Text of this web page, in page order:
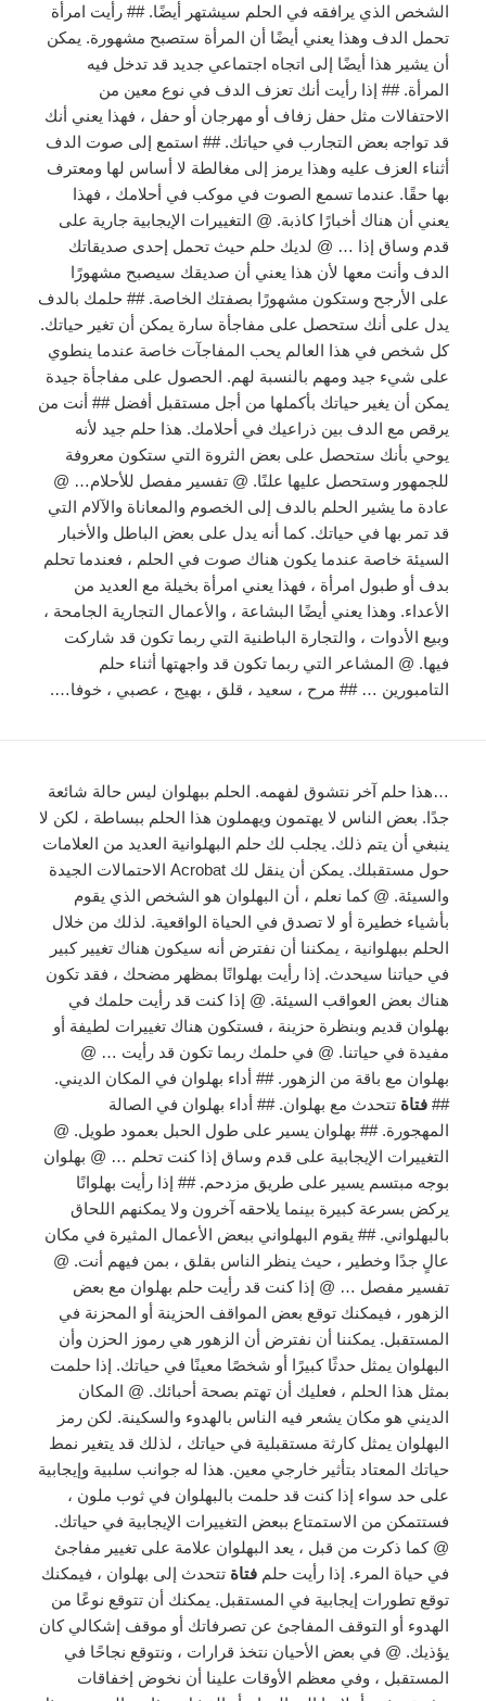
الشخص الذي يرافقه في الحلم سيشتهر أيضًا. ## رأيت امرأة
تحمل الدف وهذا يعني أيضًا أن المرأة ستصبح مشهورة. يمكن
أن يشير هذا أيضًا إلى اتجاه اجتماعي جديد قد تدخل فيه
المرأة. ## إذا رأيت أنك تعزف الدف في نوع معين من
الاحتفالات مثل حفل زفاف أو مهرجان أو حفل ، فهذا يعني أنك
قد تواجه بعض التجارب في حياتك. ## استمع إلى صوت الدف
أثناء العزف عليه وهذا يرمز إلى مغالطة لا أساس لها ومعترف
بها حقًا. عندما تسمع الصوت في موكب في أحلامك ، فهذا
يعني أن هناك أخبارًا كاذبة. @ التغييرات الإيجابية جارية على
قدم وساق إذا … @ لديك حلم حيث تحمل إحدى صديقاتك
الدف وأنت معها لأن هذا يعني أن صديقك سيصبح مشهورًا
على الأرجح وستكون مشهورًا بصفتك الخاصة. ## حلمك بالدف
يدل على أنك ستحصل على مفاجأة سارة يمكن أن تغير حياتك.
كل شخص في هذا العالم يحب المفاجآت خاصة عندما ينطوي
على شيء جيد ومهم بالنسبة لهم. الحصول على مفاجأة جيدة
يمكن أن يغير حياتك بأكملها من أجل مستقبل أفضل ## أنت من
يرقص مع الدف بين ذراعيك في أحلامك. هذا حلم جيد لأنه
يوحي بأنك ستحصل على بعض الثروة التي ستكون معروفة
للجمهور وستحصل عليها علنًا. @ تفسير مفصل للأحلام… @
عادة ما يشير الحلم بالدف إلى الخصوم والمعاناة والآلام التي
قد تمر بها في حياتك. كما أنه يدل على بعض الباطل والأخبار
السيئة خاصة عندما يكون هناك صوت في الحلم ، فعندما تحلم
بدف أو طبول امرأة ، فهذا يعني امرأة بخيلة مع العديد من
الأعداء. وهذا يعني أيضًا البشاعة ، والأعمال التجارية الجامحة ،
وبيع الأدوات ، والتجارة الباطنية التي ربما تكون قد شاركت
فيها. @ المشاعر التي ربما تكون قد واجهتها أثناء حلم
التامبورين … ## مرح ، سعيد ، قلق ، بهيج ، عصبي ، خوفا….
…هذا حلم آخر نتشوق لفهمه. الحلم ببهلوان ليس حالة شائعة
جدًا. بعض الناس لا يهتمون ويهملون هذا الحلم ببساطة ، لكن لا
ينبغي أن يتم ذلك. يجلب لك حلم البهلوانية العديد من العلامات
حول مستقبلك. يمكن أن ينقل لك Acrobat الاحتمالات الجيدة
والسيئة. @ كما نعلم ، أن البهلوان هو الشخص الذي يقوم
بأشياء خطيرة أو لا تصدق في الحياة الواقعية. لذلك من خلال
الحلم ببهلوانية ، يمكننا أن نفترض أنه سيكون هناك تغيير كبير
في حياتنا سيحدث. إذا رأيت بهلوانًا بمظهر مضحك ، فقد تكون
هناك بعض العواقب السيئة. @ إذا كنت قد رأيت حلمك في
بهلوان قديم وبنظرة حزينة ، فستكون هناك تغييرات لطيفة أو
مفيدة في حياتنا. @ في حلمك ربما تكون قد رأيت … @
بهلوان مع باقة من الزهور. ## أداء بهلوان في المكان الديني.
##فتاة تتحدث مع بهلوان. ## أداء بهلوان في الصالة
المهجورة. ## بهلوان يسير على طول الحبل بعمود طويل. @
التغييرات الإيجابية على قدم وساق إذا كنت تحلم … @ بهلوان
بوجه مبتسم يسير على طريق مزدحم. ## إذا رأيت بهلوانًا
يركض بسرعة كبيرة بينما يلاحقه آخرون ولا يمكنهم اللحاق
بالبهلواني. ## يقوم البهلواني ببعض الأعمال المثيرة في مكان
عالٍ جدًا وخطير ، حيث ينظر الناس بقلق ، بمن فيهم أنت. @
تفسير مفصل … @ إذا كنت قد رأيت حلم بهلوان مع بعض
الزهور ، فيمكنك توقع بعض المواقف الحزينة أو المحزنة في
المستقبل. يمكننا أن نفترض أن الزهور هي رموز الحزن وأن
البهلوان يمثل حدثًا كبيرًا أو شخصًا معينًا في حياتك. إذا حلمت
بمثل هذا الحلم ، فعليك أن تهتم بصحة أحبائك. @ المكان
الديني هو مكان يشعر فيه الناس بالهدوء والسكينة. لكن رمز
البهلوان يمثل كارثة مستقبلية في حياتك ، لذلك قد يتغير نمط
حياتك المعتاد بتأثير خارجي معين. هذا له جوانب سلبية وإيجابية
على حد سواء إذا كنت قد حلمت بالبهلوان في ثوب ملون ،
فستتمكن من الاستمتاع ببعض التغييرات الإيجابية في حياتك.
@ كما ذكرت من قبل ، يعد البهلوان علامة على تغيير مفاجئ
في حياة المرء. إذا رأيت حلمفتاة تتحدث إلى بهلوان ، فيمكنك
توقع تطورات إيجابية في المستقبل. يمكنك أن تتوقع نوعًا من
الهدوء أو التوقف المفاجئ عن تصرفاتك أو موقف إشكالي كان
يؤذيك. @ في بعض الأحيان نتخذ قرارات ، ونتوقع نجاحًا في
المستقبل ، وفي معظم الأوقات علينا أن نخوض إخفاقات